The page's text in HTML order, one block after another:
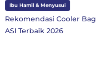
Ibu Hamil & Menyusui
Rekomendasi Cooler Bag
ASI Terbaik 2026